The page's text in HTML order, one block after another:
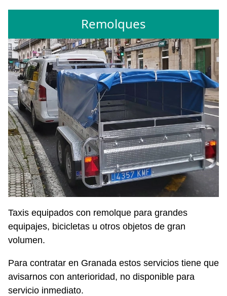
Remolques
Taxis equipados con remolque para grandes
equipajes, bicicletas u otros objetos de gran
volumen.
Para contratar en Granada estos servicios tiene que
avisarnos con anterioridad, no disponible para
servicio inmediato.